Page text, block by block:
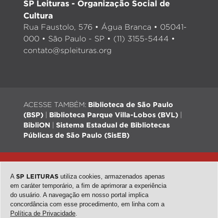
SP Leituras - Organização Social de
Cultura
Rua Faustolo, 576 • Água Branca • 05041-
000 • São Paulo - SP • (11) 3155-5444 •
contato@spleituras.org
ACESSE TAMBÉM: Biblioteca de São Paulo
(BSP)
Biblioteca Parque Villa-Lobos (BVL)
BibliON
Sistema Estadual de Bibliotecas
Públicas de São Paulo (SisEB)
QubeDesign
| Arte: Passarim db
topo
A SP LEITURAS utiliza cookies, armazenados apenas
em caráter temporário, a fim de aprimorar a experiência
do usuário. A navegação em nosso portal implica
concordância com esse procedimento, em linha com a
Política de Privacidade.